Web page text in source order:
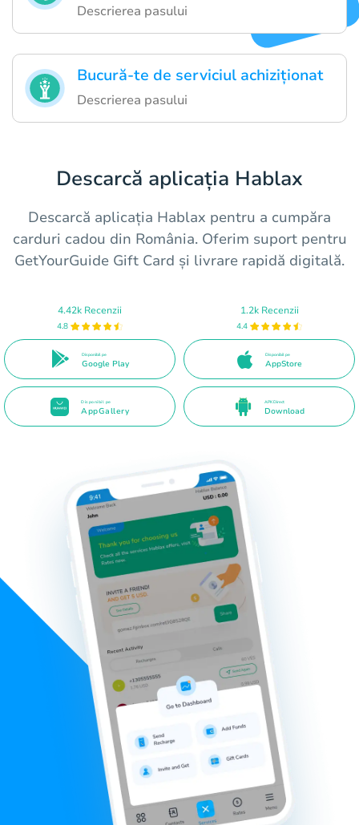
Descrierea pasului
Bucură-te de serviciul achiziționat
Descrierea pasului
Descarcă aplicația Hablax
Descarcă aplicația Hablax pentru a cumpăra
carduri cadou din România. Oferim suport pentru
GetYourGuide Gift Card și livrare rapidă digitală.
4.42k Recenzii
4.8
Disponibil pe
Google Play
1.2k Recenzii
4.4
Disponibil pe
AppStore
Disponibil pe
AppGallery
APK Direct
Download